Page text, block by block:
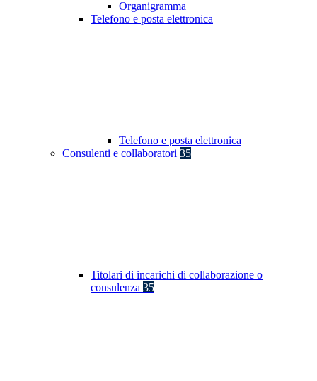
Organigramma
Telefono e posta elettronica
Telefono e posta elettronica
Consulenti e collaboratori 35
Titolari di incarichi di collaborazione o
consulenza 35